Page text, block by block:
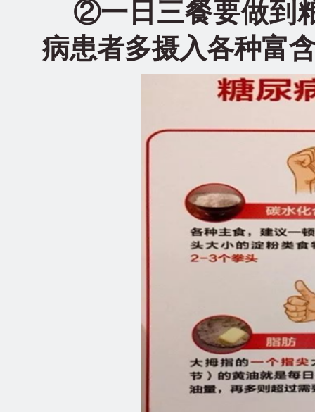
②一日三餐要做到
病患者多摄入各种富